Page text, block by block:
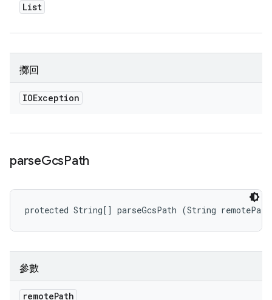
List
擲回
IOException
parseGcsPath
protected String[] parseGcsPath (String
參數
remotePath